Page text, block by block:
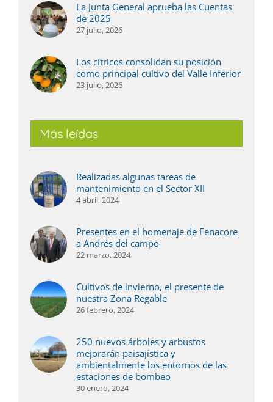
La Junta General aprueba las Cuentas
de 2025
27 julio, 2026
Los cítricos consolidan su posición
como principal cultivo del Valle Inferior
23 julio, 2026
Más leídas
Realizadas algunas tareas de
mantenimiento en el Sector XII
4 abril, 2024
Presentes en el homenaje de Fenacore
a Andrés del campo
22 marzo, 2024
Cultivos de invierno, el presente de
nuestra Zona Regable
26 febrero, 2024
250 nuevos árboles y arbustos
mejorarán paisajística y
ambientalmente los entornos de las
estaciones de bombeo
30 enero, 2024